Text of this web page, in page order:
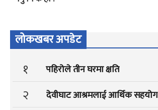
लोकखबर अपडेट
१ पहिरोले तीन घरमा क्षति
२ देवीघाट आश्रमलाई आर्थिक सहयोग